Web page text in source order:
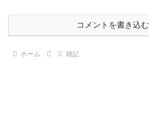
コメントを書き込む
ホーム 雑記